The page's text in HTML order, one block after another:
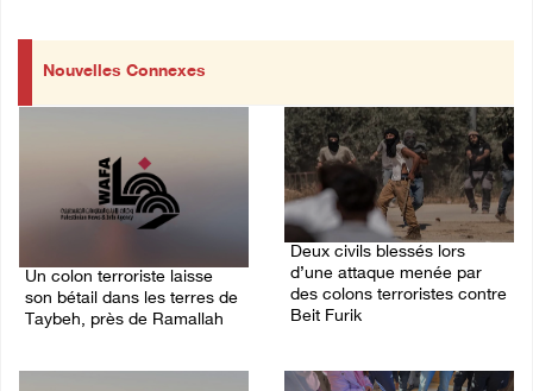
Nouvelles Connexes
Un colon terroriste laisse
son bétail dans les terres de
Taybeh, près de Ramallah
Deux civils blessés lors
d’une attaque menée par
des colons terroristes contre
Beit Furik